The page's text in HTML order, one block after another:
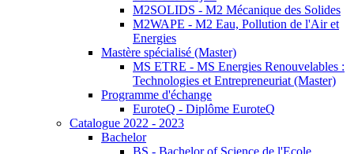
M2SOLIDS - M2 Mécanique des Solides
M2WAPE - M2 Eau, Pollution de l'Air et
Energies
Mastère spécialisé (Master)
MS ETRE - MS Energies Renouvelables :
Technologies et Entrepreneuriat (Master)
Programme d'échange
EuroteQ - Diplôme EuroteQ
Catalogue 2022 - 2023
Bachelor
BS - Bachelor of Science de l'Ecole